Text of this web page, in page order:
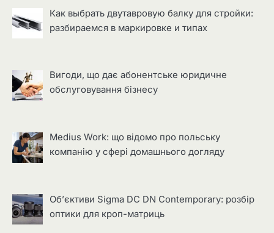
Как выбрать двутавровую балку для стройки:
разбираемся в маркировке и типах
Вигоди, що дає абонентське юридичне
обслуговування бізнесу
Medius Work: що відомо про польську
компанію у сфері домашнього догляду
Об’єктиви Sigma DC DN Contemporary: розбір
оптики для кроп-матриць